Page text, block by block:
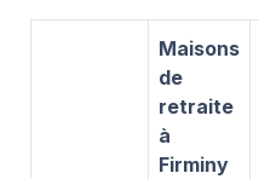
Maisons
de
retraite
à
Firminy